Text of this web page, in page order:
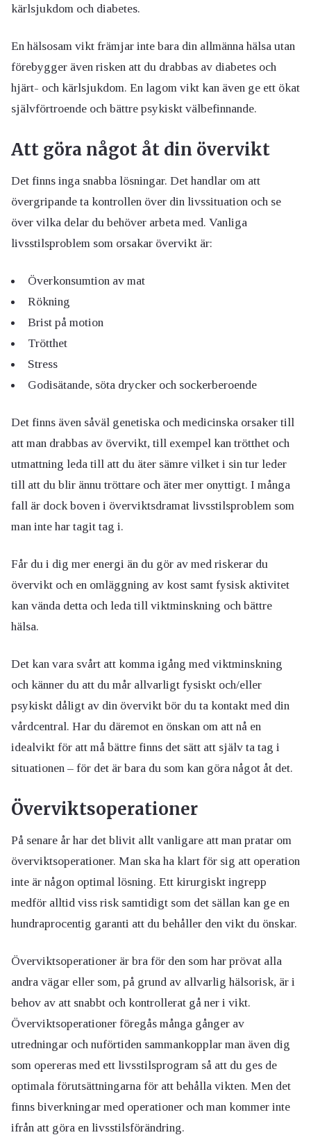
kärlsjukdom och diabetes.
En hälsosam vikt främjar inte bara din allmänna hälsa utan
förebygger även risken att du drabbas av diabetes och
hjärt- och kärlsjukdom. En lagom vikt kan även ge ett ökat
självförtroende och bättre psykiskt välbefinnande.
Att göra något åt din övervikt
Det finns inga snabba lösningar. Det handlar om att
övergripande ta kontrollen över din livssituation och se
över vilka delar du behöver arbeta med. Vanliga
livsstilsproblem som orsakar övervikt är:
Överkonsumtion av mat
Rökning
Brist på motion
Trötthet
Stress
Godisätande, söta drycker och sockerberoende
Det finns även såväl genetiska och medicinska orsaker till
att man drabbas av övervikt, till exempel kan trötthet och
utmattning leda till att du äter sämre vilket i sin tur leder
till att du blir ännu tröttare och äter mer onyttigt. I många
fall är dock boven i överviktsdramat livsstilsproblem som
man inte har tagit tag i.
Får du i dig mer energi än du gör av med riskerar du
övervikt och en omläggning av kost samt fysisk aktivitet
kan vända detta och leda till viktminskning och bättre
hälsa.
Det kan vara svårt att komma igång med viktminskning
och känner du att du mår allvarligt fysiskt och/eller
psykiskt dåligt av din övervikt bör du ta kontakt med din
vårdcentral. Har du däremot en önskan om att nå en
idealvikt för att må bättre finns det sätt att själv ta tag i
situationen – för det är bara du som kan göra något åt det.
Överviktsoperationer
På senare år har det blivit allt vanligare att man pratar om
överviktsoperationer. Man ska ha klart för sig att operation
inte är någon optimal lösning. Ett kirurgiskt ingrepp
medför alltid viss risk samtidigt som det sällan kan ge en
hundraprocentig garanti att du behåller den vikt du önskar.
Överviktsoperationer är bra för den som har prövat alla
andra vägar eller som, på grund av allvarlig hälsorisk, är i
behov av att snabbt och kontrollerat gå ner i vikt.
Överviktsoperationer föregås många gånger av
utredningar och nuförtiden sammankopplar man även dig
som opereras med ett livsstilsprogram så att du ges de
optimala förutsättningarna för att behålla vikten. Men det
finns biverkningar med operationer och man kommer inte
ifrån att göra en livsstilsförändring.